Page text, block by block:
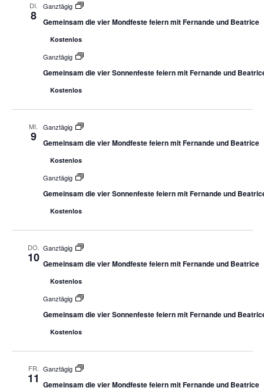
DI.
8
Ganztägig
Gemeinsam die vier Mondfeste feiern mit Fernande und Beatrice
Kostenlos
Ganztägig
Gemeinsam die vier Sonnenfeste feiern mit Fernande und
Kostenlos
MI.
9
Ganztägig
Gemeinsam die vier Mondfeste feiern mit Fernande und Beatrice
Kostenlos
Ganztägig
Gemeinsam die vier Sonnenfeste feiern mit Fernande und
Kostenlos
DO.
10
Ganztägig
Gemeinsam die vier Mondfeste feiern mit Fernande und Beatrice
Kostenlos
Ganztägig
Gemeinsam die vier Sonnenfeste feiern mit Fernande und
Kostenlos
FR.
11
Ganztägig
Gemeinsam die vier Mondfeste feiern mit Fernande und Beatrice